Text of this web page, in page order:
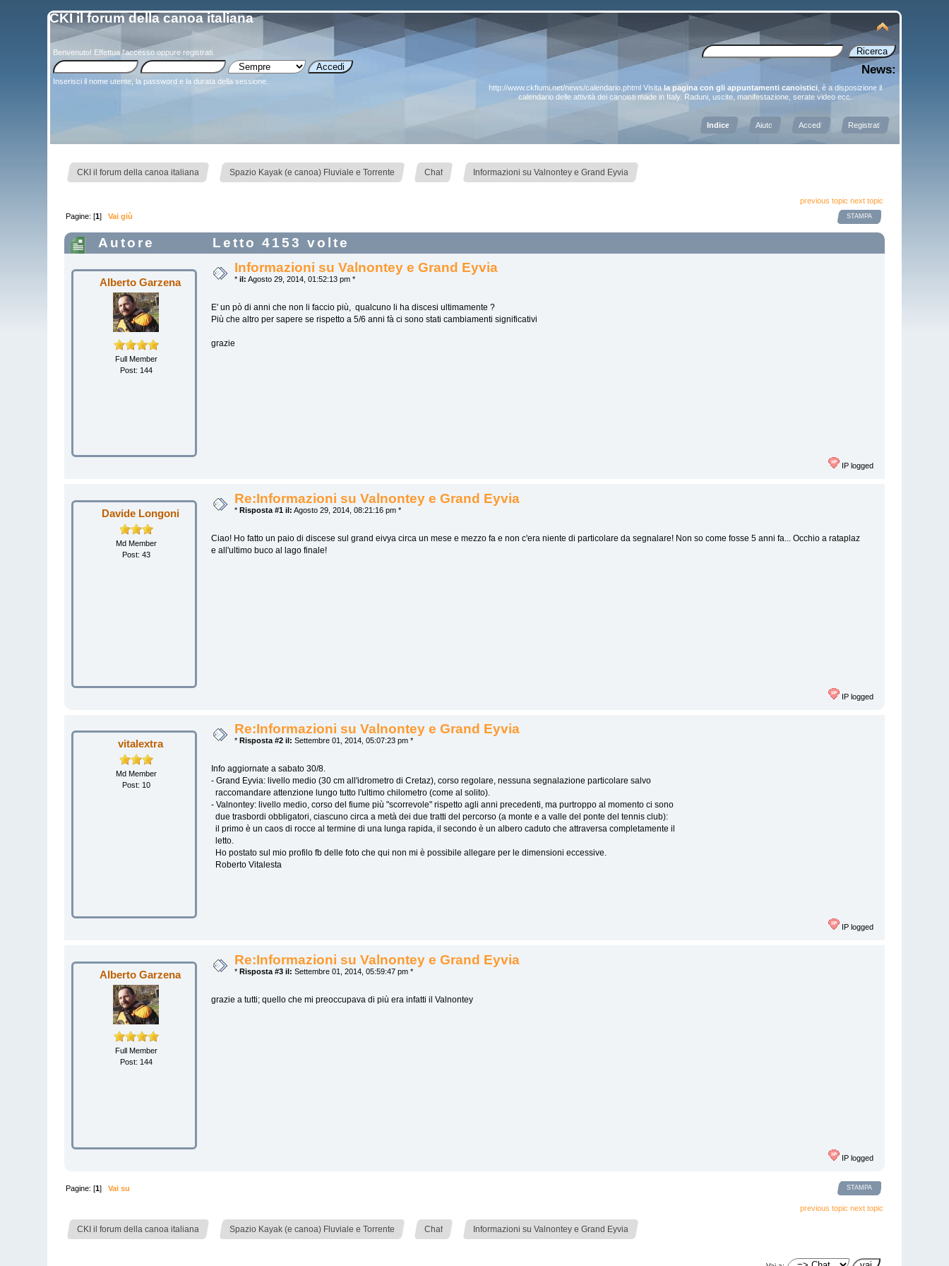
CKI il forum della canoa italiana
Benvenuto! Effettua l'accesso oppure registrati
Inserisci il nome utente, la password e la durata della sessione.
News:
http://www.ckfiumi.net/news/calendario.phtmlVisita la pagina con gli appuntamenti canoistici, è a disposizione il
calendario delle attività dei canoisti made in Italy. Raduni, uscite, manifestazione, serate video ecc.
Indice Aiuto Accedi Registrati
CKI il forum della canoa italiana Spazio Kayak (e canoa) Fluviale e Torrente Chat Informazioni su Valnontey e Grand Eyvia
previous topic next topic
STAMPA
Pagine: [1]Vai giù
Autore Letto 4153 volte
Alberto Garzena
Full Member
Post: 144
Informazioni su Valnontey e Grand Eyvia
* il: Agosto 29, 2014, 01:52:13 pm *
E' un pò di anni che non li faccio più, qualcuno li ha discesi ultimamente ?
Più che altro per sapere se rispetto a 5/6 anni fà ci sono stati cambiamenti significativi
grazie
IP logged
Davide Longoni
Md Member
Post: 43
Re:Informazioni su Valnontey e Grand Eyvia
* Risposta #1 il: Agosto 29, 2014, 08:21:16 pm *
Ciao! Ho fatto un paio di discese sul grand eivya circa un mese e mezzo fa e non c'era niente di particolare da segnalare! Non so come fosse 5 anni fa... Occhio a rataplaz
e all'ultimo buco al lago finale!
IP logged
vitalextra
Md Member
Post: 10
Re:Informazioni su Valnontey e Grand Eyvia
* Risposta #2 il: Settembre 01, 2014, 05:07:23 pm *
Info aggiornate a sabato 30/8.
- Grand Eyvia: livello medio (30 cm all'idrometro di Cretaz), corso regolare, nessuna segnalazione particolare salvo
raccomandare attenzione lungo tutto l'ultimo chilometro (come al solito).
- Valnontey: livello medio, corso del fiume più "scorrevole" rispetto agli anni precedenti, ma purtroppo al momento ci sono
due trasbordi obbligatori, ciascuno circa a metà dei due tratti del percorso (a monte e a valle del ponte del tennis club):
il primo è un caos di rocce al termine di una lunga rapida, il secondo è un albero caduto che attraversa completamente il
letto.
Ho postato sul mio profilo fb delle foto che qui non mi è possibile allegare per le dimensioni eccessive.
Roberto Vitalesta
IP logged
Alberto Garzena
Full Member
Post: 144
Re:Informazioni su Valnontey e Grand Eyvia
* Risposta #3 il: Settembre 01, 2014, 05:59:47 pm *
grazie a tutti; quello che mi preoccupava di più era infatti il Valnontey
IP logged
STAMPA
Pagine: [1]Vai su
previous topic next topic
CKI il forum della canoa italiana Spazio Kayak (e canoa) Fluviale e Torrente Chat Informazioni su Valnontey e Grand Eyvia